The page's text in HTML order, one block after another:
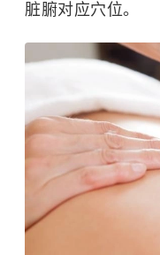
脏腑对应穴位。